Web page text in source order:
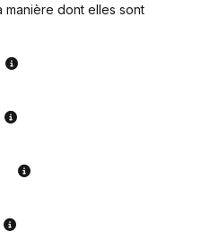
dont elles sont
Recherche internationale